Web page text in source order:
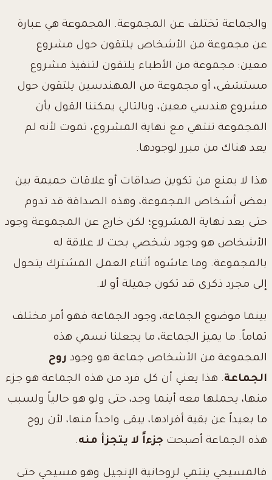
والجماعة تختلف عن المجموعة. المجموعة هي عبارة
عن مجموعة من الأشخاص يلتقون حول مشروع
معين: مجموعة من الأطباء يلتقون لتنفيذ مشروع
مستشفى، أو مجموعة من المهندسين يلتقون حول
مشروع هندسي معين، وبالتالي يمكننا القول بأن
المجموعة تنتهي مع نهاية المشروع، تموت لأنه لم
يعد هناك من مبرر لوجودها.
هذا لا يمنع من تكوين صداقات أو علاقات حميمة بين
بعض أشخاص المجموعة، وهذه الصداقة قد تدوم
حتى بعد نهاية المشروع؛ لكن خارج عن المجموعة وجود
الأشخاص هو وجود شخصي بحت لا علاقة له
بالمجموعة. وما عاشوه أثناء العمل المشترك يتحول
إلى مجرد ذكرى قد تكون جميلة أو لا.
بينما موضوع الجماعة، وجود الجماعة فهو أمر مختلف
تماماً. ما يميز الجماعة، ما يجعلنا نسمي هذه
المجموعة من الأشخاص جماعة هو وجود روح
الجماعة. هذا يعني أن كل فرد من هذه الجماعة هو جزء
منها، يحملها معه أينما وجد، حتى ولو هو حالياً ولسبب
ما بعيداً عن بقية أفرادها، يبقى واحداً منها، لأن روح
هذه الجماعة أصبحت جزءاً لا يتجزأ منه.
فالمسيحي ينتمي لروحانية الإنجيل وهو مسيحي حتى